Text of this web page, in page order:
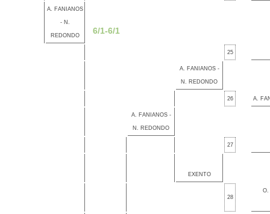
A. FANIANOS
- N.
REDONDO 6/1-6/1
25
A. FANIANOS -
N. REDONDO
26 A.
A. FANIANOS -
N. REDONDO
27
EXENTO
28
O.